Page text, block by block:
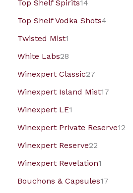
Top Shelf Spirits14
Top Shelf Vodka Shots4
Twisted Mist1
White Labs28
Winexpert Classic27
Winexpert Island Mist17
Winexpert LE1
Winexpert Private Reserve12
Winexpert Reserve22
Winexpert Revelation1
Bouchons & Capsules17